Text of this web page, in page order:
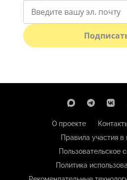
О проекте
Правила участия в
Пользовательское
Политика